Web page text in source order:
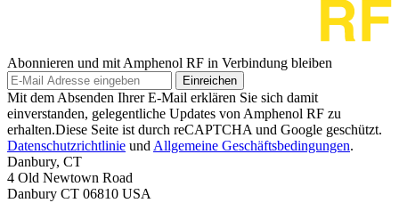
Abonnieren und mit Amphenol RF in Verbindung bleiben
Einreichen
Mit dem Absenden Ihrer E-Mail erklären Sie sich damit
einverstanden, gelegentliche Updates von Amphenol RF zu
erhalten.Diese Seite ist durch reCAPTCHA und Google geschützt.
Datenschutzrichtlinie und Allgemeine Geschäftsbedingungen.
Danbury, CT
4 Old Newtown Road
Danbury CT 06810 USA